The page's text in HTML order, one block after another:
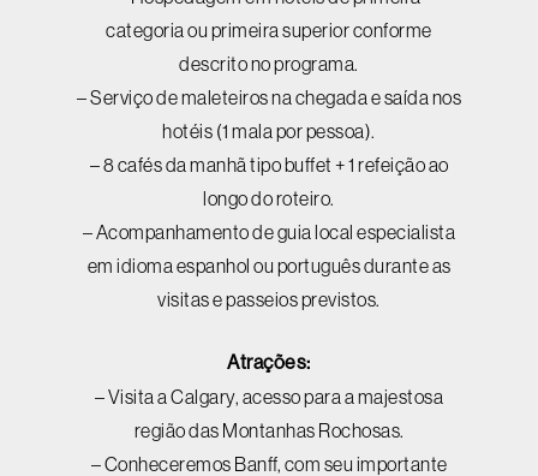
categoria ou primeira superior conforme
descrito no programa.
– Serviço de maleteiros na chegada e saída nos
hotéis (1 mala por pessoa).
– 8 cafés da manhã tipo buffet + 1 refeição ao
longo do roteiro.
– Acompanhamento de guia local especialista
em idioma espanhol ou português durante as
visitas e passeios previstos.
Atrações:
– Visita a Calgary, acesso para a majestosa
região das Montanhas Rochosas.
– Conheceremos Banff, com seu importante